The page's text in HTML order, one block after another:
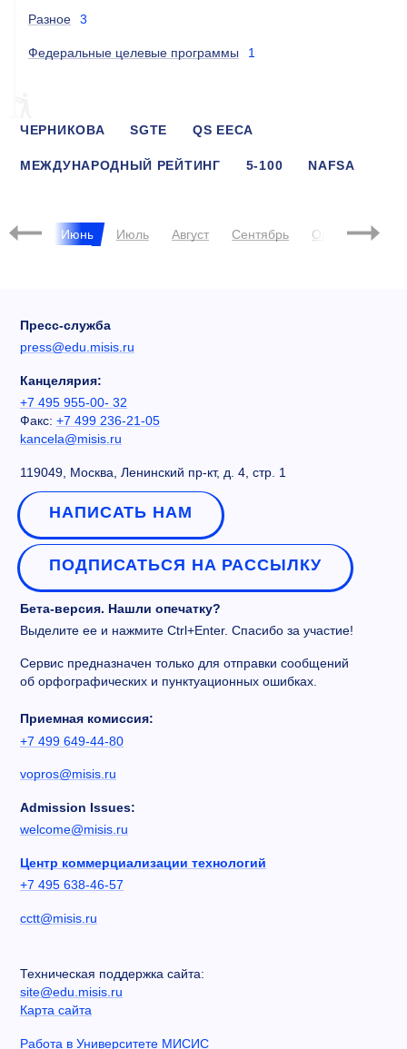
Разное 3
Федеральные целевые программы 1
ЧЕРНИКОВА SGTE QS EECA
МЕЖДУНАРОДНЫЙ РЕЙТИНГ 5-100 NAFSA
Май Июнь Июль Август Сентябрь Октябрь
Пресс-служба
press@edu.misis.ru
Канцелярия:
+7 495 955-00- 32
Факс: +7 499 236-21-05
kancela@misis.ru
119049, Москва, Ленинский пр-кт, д. 4, стр. 1
НАПИСАТЬ НАМ
ПОДПИСАТЬСЯ НА РАССЫЛКУ
Бета-версия. Нашли опечатку?
Выделите ее и нажмите Ctrl+Enter. Спасибо за участие!
Сервис предназначен только для отправки сообщений
об орфографических и пунктуационных ошибках.
Приемная комиссия:
+7 499 649-44-80
vopros@misis.ru
Admission Issues:
welcome@misis.ru
Центр коммерциализации технологий
+7 495 638-46-57
cctt@misis.ru
Техническая поддержка сайта:
site@edu.misis.ru
Карта сайта
Работа в Университете МИСИС